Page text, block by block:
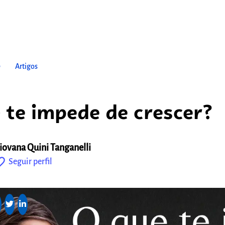
Artigos
te impede de crescer?
Quini Tanganelli
Seguir perfil